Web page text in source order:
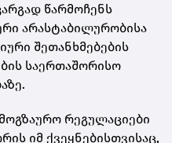
წარმოჩენს
არასტაბილურობისა
შეთანხმებების
საერთაშორისო
რეგულაციები
იმ ქვეყნებისთვისაც,